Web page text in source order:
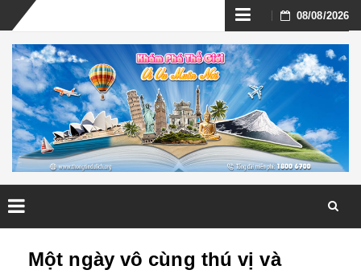
Skip
to
content
08/08/2026
Một ngày vô cùng thú vị và